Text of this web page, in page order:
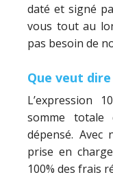
daté et signé
vous tout au
pas besoin de
Que veut
L’expression
somme totale
dépensé. Avec
prise en
100% des frais